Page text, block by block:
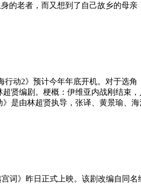
老者，而又想到了自己故乡的母
动2》预计今年年底开机。对于
贤编剧。梗概：伊维亚内战刚结束
林超贤执导，张译、黄景瑜、海
昨日正式上映。该剧改编自同名